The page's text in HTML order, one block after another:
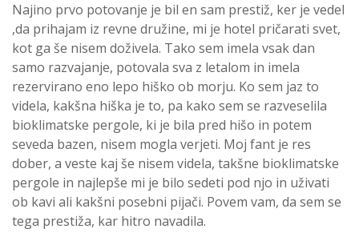
Najino prvo potovanje je bil en sam prestiž, ker je vedel
,da prihajam iz revne družine, mi je hotel pričarati svet,
kot ga še nisem doživela. Tako sem imela vsak dan
samo razvajanje, potovala sva z letalom in imela
rezervirano eno lepo hiško ob morju. Ko sem jaz to
videla, kakšna hiška je to, pa kako sem se razveselila
bioklimatske pergole, ki je bila pred hišo in potem
seveda bazen, nisem mogla verjeti. Moj fant je res
dober, a veste kaj še nisem videla, takšne bioklimatske
pergole in najlepše mi je bilo sedeti pod njo in uživati
ob kavi ali kakšni posebni pijači. Povem vam, da sem se
tega prestiža, kar hitro navadila.